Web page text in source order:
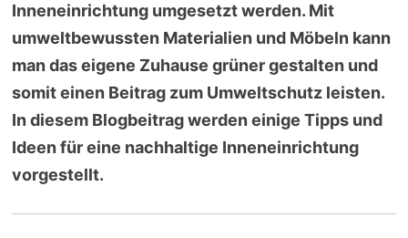
Inneneinrichtung umgesetzt werden. Mit
umweltbewussten Materialien und Möbeln kann
man das eigene Zuhause grüner gestalten und
somit einen Beitrag zum Umweltschutz leisten.
In diesem Blogbeitrag werden einige Tipps und
Ideen für eine nachhaltige Inneneinrichtung
vorgestellt.